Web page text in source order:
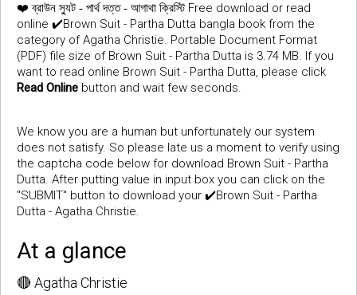
❤️ব্রাউন স্যুট - পার্থ দত্ত - আগাথা ক্রিস্টিFree download or read
online ✔️Brown Suit - Partha Dutta bangla book from the
category of Agatha Christie. Portable Document Format
(PDF) file size of Brown Suit - Partha Dutta is 3.74 MB. If you
want to read online Brown Suit - Partha Dutta, please click
Read Online button and wait few seconds.
We know you are a human but unfortunately our system
does not satisfy. So please late us a moment to verify using
the captcha code below for download Brown Suit - Partha
Dutta. After putting value in input box you can click on the
"SUBMIT" button to download your ✔️Brown Suit - Partha
Dutta - Agatha Christie.
At a glance
🔴 Agatha Christie